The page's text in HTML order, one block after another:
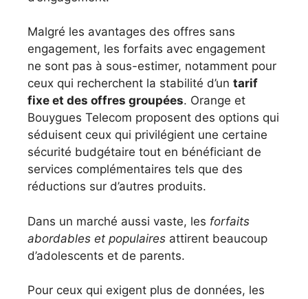
Malgré les avantages des offres sans
engagement, les forfaits avec engagement
ne sont pas à sous-estimer, notamment pour
ceux qui recherchent la stabilité d’un tarif
fixe et des offres groupées. Orange et
Bouygues Telecom proposent des options qui
séduisent ceux qui privilégient une certaine
sécurité budgétaire tout en bénéficiant de
services complémentaires tels que des
réductions sur d’autres produits.
Dans un marché aussi vaste, les forfaits
abordables et populaires attirent beaucoup
d’adolescents et de parents.
Pour ceux qui exigent plus de données, les